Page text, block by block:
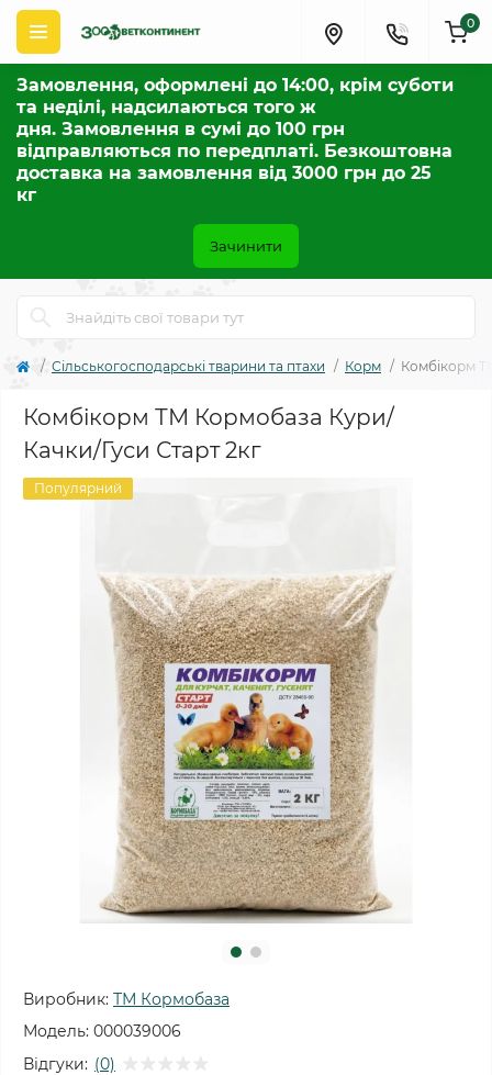
Замовлення, оформлені до 14:00, крім суботи
та неділі, надсилаються того ж
дня. Замовлення в сумі до 100 грн
відправляються по передплаті. Безкоштовна
доставка на замовлення від 3000 грн до 25
кг
Зачинити
0
Сільськогосподарські тварини та птахи Корм Комбікорм
Комбікорм ТМ Кормобаза Кури/
Качки/Гуси Старт 2кг
Популярний
Виробник: ТМ Кормобаза
Модель: 000039006
Відгуки: (0)